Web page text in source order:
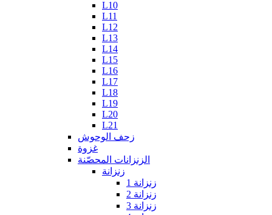
L10
L11
L12
L13
L14
L15
L16
L17
L18
L19
L20
L21
زحف الوحوش
غزوة
الزنزانات المحصّنة
زنزانة
زنزانة 1
زنزانة 2
زنزانة 3